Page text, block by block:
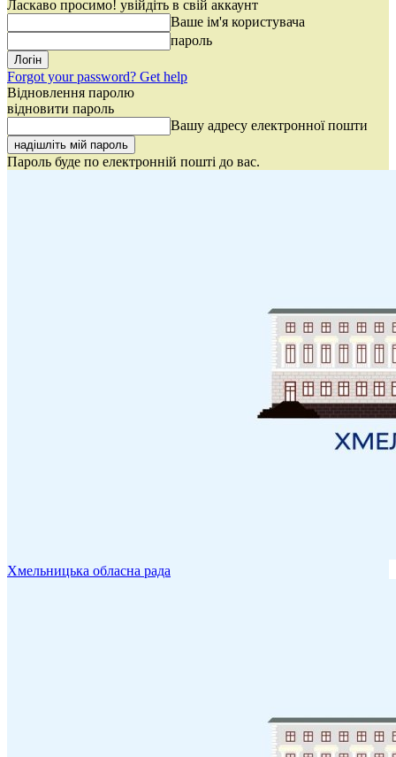
Ласкаво просимо! увійдіть в свій аккаунт
Ваше ім'я користувача
пароль
Forgot your password? Get help
Відновлення паролю
відновити пароль
Вашу адресу електронної пошти
Пароль буде по електронній пошті до вас.
Хмельницька обласна рада